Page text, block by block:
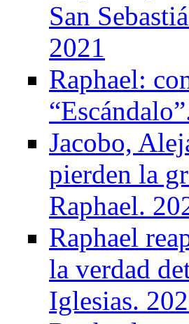
San
2021
Raphael:
Jacobo,
pierden la
Raphael.
Raphael
la verdad
Iglesias.